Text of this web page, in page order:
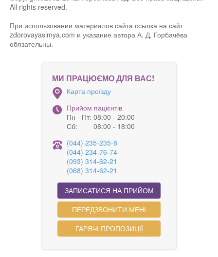
All rights reserved.
При использовании материалов сайта ссылка на сайт
zdorovayasimya.com и указание автора А. Д. Горбачёва
обязательны.
МИ ПРАЦЮЄМО ДЛЯ ВАС!
Карта проїзду
Прийом пацієнтів
Пн - Пт: 08:00 - 20:00
Сб:
08:00 - 18:00
(044) 235-235-8
(044) 234-76-74
(093) 314-62-21
(068) 314-62-21
ЗАПИСАТИСЯ НА ПРИЙОМ
ПЕРЕДЗВОНИТИ МЕНІ
ГАРЯЧІ ПРОПОЗИЦІЇ